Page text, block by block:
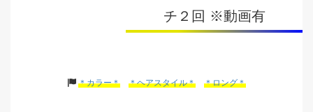
チ２回 ※動画有
＊カラー＊ ＊ヘアスタイル＊ ＊ロング＊